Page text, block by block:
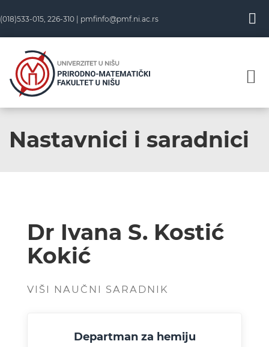
(018)533-015, 226-310 | pmfinfo@pmf.ni.ac.rs
Nastavnici i saradnici
Dr Ivana S. Kostić
Kokić
VIŠI NAUČNI SARADNIK
Departman za hemiju